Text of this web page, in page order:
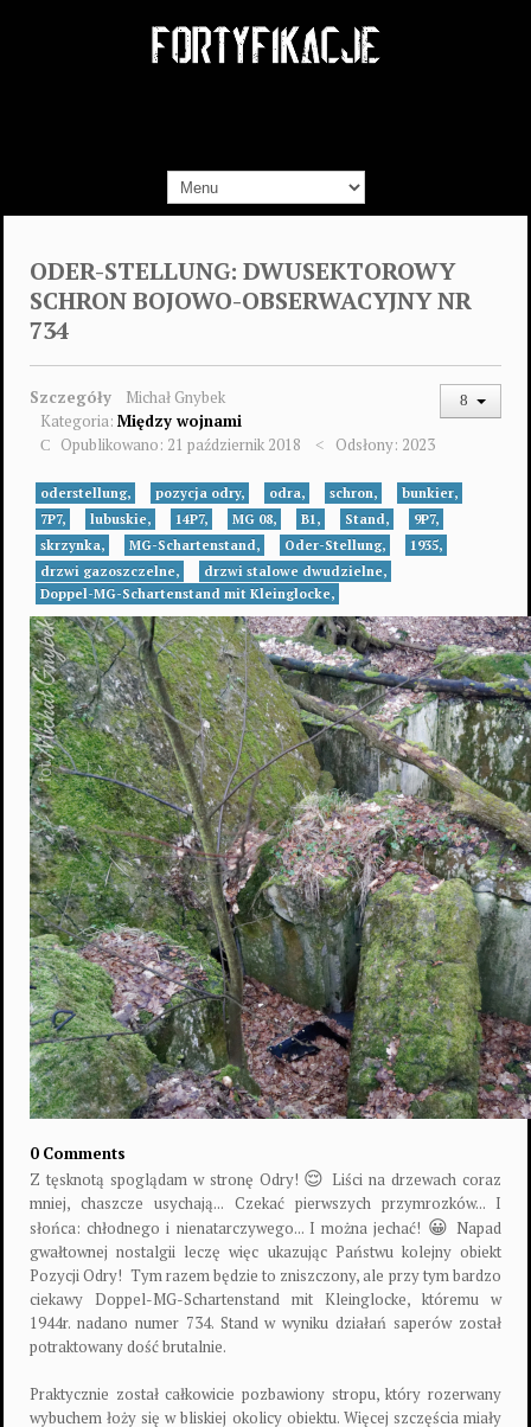
ODER-STELLUNG: DWUSEKTOROWY
SCHRON BOJOWO-OBSERWACYJNY NR
734
Szczegóły
Michał Gnybek
Kategoria: Między wojnami
Opublikowano: 21 październik 2018
Odsłony: 2023
oderstellung, pozycja odry, odra, schron,
bunkier,
7P7,
lubuskie, 14P7, MG 08, B1, Stand,
9P7,
skrzynka,
MG-Schartenstand, Oder-Stellung,
1935,
drzwi gazoszczelne,
drzwi stalowe dwudzielne,
Doppel-MG-Schartenstand mit Kleinglocke,
0 Comments
Z tęsknotą spoglądam w stronę Odry! 😌 Liści na drzewach coraz
mniej, chaszcze usychają... Czekać pierwszych przymrozków... I
słońca: chłodnego i nienatarczywego... I można jechać! 😀 Napad
gwałtownej nostalgii leczę więc ukazując Państwu kolejny obiekt
Pozycji Odry! Tym razem będzie to zniszczony, ale przy tym bardzo
ciekawy Doppel-MG-Schartenstand mit Kleinglocke, któremu w
1944r. nadano numer 734. Stand w wyniku działań saperów został
potraktowany dość brutalnie.
Praktycznie został całkowicie pozbawiony stropu, który rozerwany
wybuchem łoży się w bliskiej okolicy obiektu. Więcej szczęścia miały